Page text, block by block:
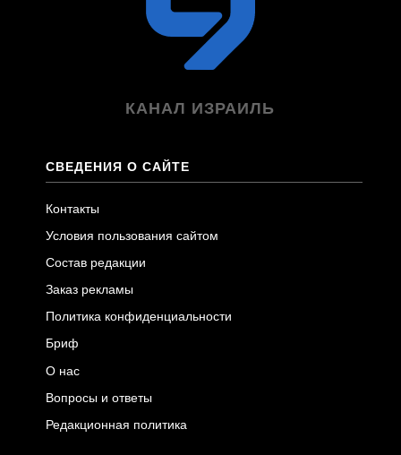
КАНАЛ ИЗРАИЛЬ
СВЕДЕНИЯ О САЙТЕ
Контакты
Условия пользования сайтом
Состав редакции
Заказ рекламы
Политика конфиденциальности
Бриф
О нас
Вопросы и ответы
Редакционная политика